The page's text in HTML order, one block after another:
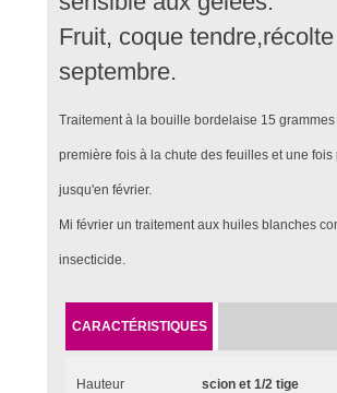
Fruit, coque
septembre.
Traitement à la bouille bordelaise 15 grammes
première fois à la chute des feuilles et une fois
jusqu'en février.
Mi février un traitement aux huiles blanches
insecticide.
CARACTÉRISTIQUES
Hauteur scion et 1/2 tige